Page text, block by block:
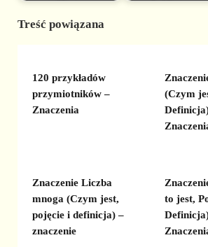
Treść powiązana
120 przykładów
przymiotników –
Znaczenia
(Czym
Znaczenie Liczba
mnoga (Czym jest,
pojęcie i definicja) –
znaczenie
to jest,